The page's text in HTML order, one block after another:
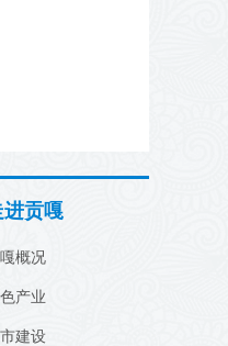
进贡嘎
概况
产业
建设